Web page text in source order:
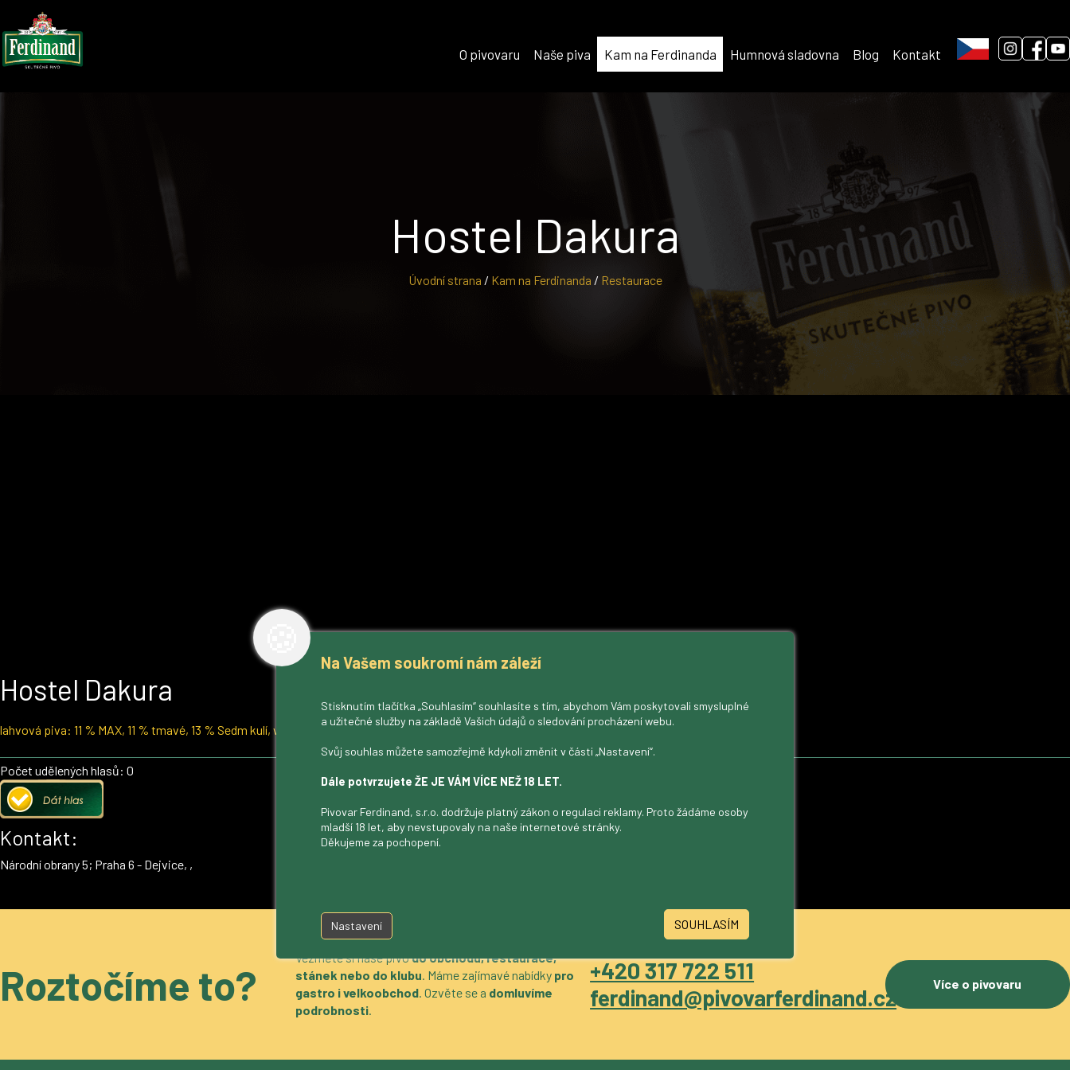
Na Vašem soukromí nám záleží
Stisknutím tlačítka „Souhlasím“ souhlasíte s tím, abychom Vám poskytovali smysluplné
a užitečné služby na základě Vašich údajů o sledování procházení webu.
Svůj souhlas můžete samozřejmě kdykoli změnit v části „Nastavení“.
Dále potvrzujete ŽE JE VÁM VÍCE NEŽ 18 LET.
Pivovar Ferdinand, s.r.o. dodržuje platný zákon o regulaci reklamy. Proto žádáme osoby
mladší 18 let, aby nevstupovaly na naše internetové stránky.
Děkujeme za pochopení.
Nastavení SOUHLASÍM
O pivovaru Naše piva Kam na Ferdinanda Humnová sladovna Blog Kontakt
Úvodní strana / Kam na Ferdinanda / Restaurace
Hostel Dakura
Hostel Dakura
lahvová piva: 11 % MAX, 11 % tmavé, 13 % Sedm kulí, www.hosteldakura.com
Počet udělených hlasů: 0
Kontakt:
Národní obrany 5; Praha 6 - Dejvice, ,
Roztočíme to?
Vezměte si naše pivodo obchodu, restaurace,
stánek nebo do klubu. Máme zajímavé nabídky pro
gastro i velkoobchod. Ozvěte se a domluvíme
podrobnosti.
+420 317 722 511
ferdinand@pivovarferdinand.cz
Více o pivovaru